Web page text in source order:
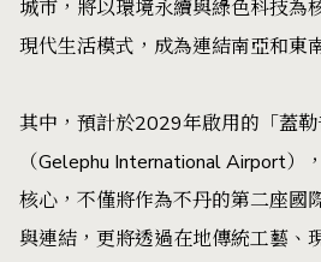
城市，將以環境永續與綠色科技為
現代生活模式，成為連結南亞和東
其中，預計於2029年啟用的「蓋勒
（Gelephu International Airport）
核心，不僅將作為不丹的第二座國
與連結，更將透過在地傳統工藝、